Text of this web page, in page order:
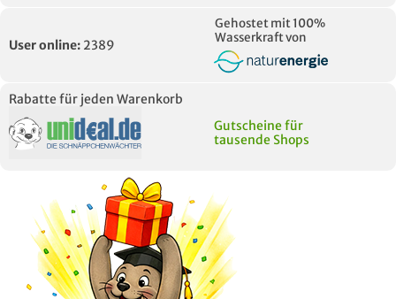
User online: 2389
Gehostet mit 100%
Wasserkraft von
Rabatte für jeden Warenkorb
Gutscheine für
tausende Shops